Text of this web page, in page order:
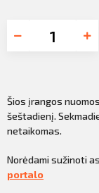
Šios įrangos
šeštadienį.
netaikomas.
Norėdami sužinoti
portalo